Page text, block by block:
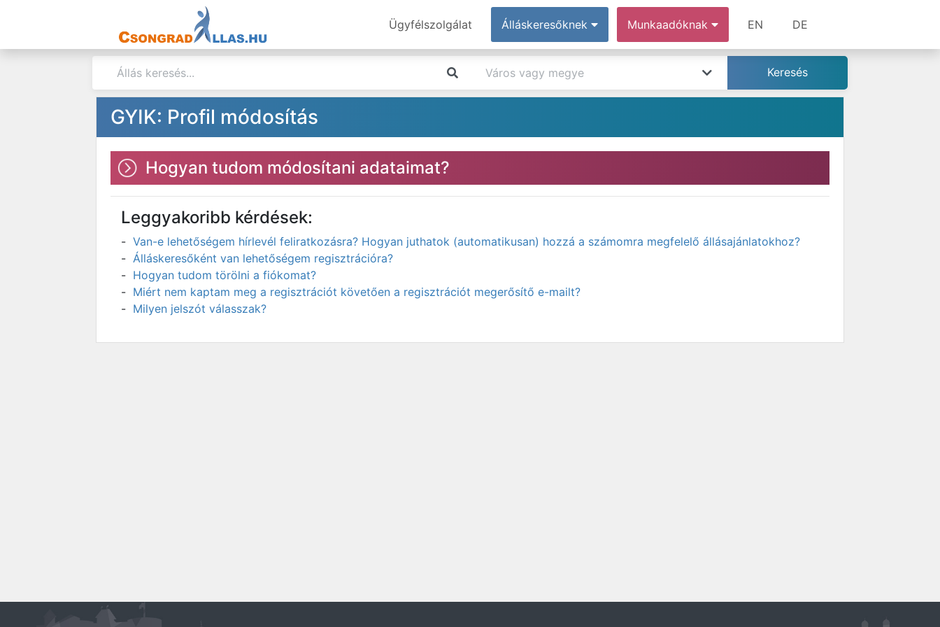
Ügyfélszolgálat Álláskeresőknek Munkaadóknak EN DE
GYIK: Profil módosítás
Hogyan tudom módosítani adataimat?
Leggyakoribb kérdések:
Van-e lehetőségem hírlevél feliratkozásra? Hogyan juthatok (automatikusan) hozzá a számomra megfelelő állásajánlatokhoz?
Álláskeresőként van lehetőségem regisztrációra?
Hogyan tudom törölni a fiókomat?
Miért nem kaptam meg a regisztrációt követően a regisztrációt megerősítő e-mailt?
Milyen jelszót válasszak?